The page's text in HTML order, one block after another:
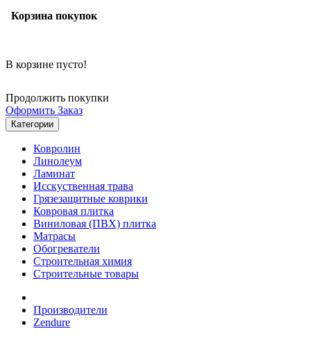
Корзина покупок
В корзине пусто!
Продолжить покупки
Оформить Заказ
Категории
Ковролин
Линолеум
Ламинат
Исскуственная трава
Грязезащитные коврики
Ковровая плитка
Виниловая (ПВХ) плитка
Матрасы
Обогреватели
Строительная химия
Строительные товары
Производители
Zendure